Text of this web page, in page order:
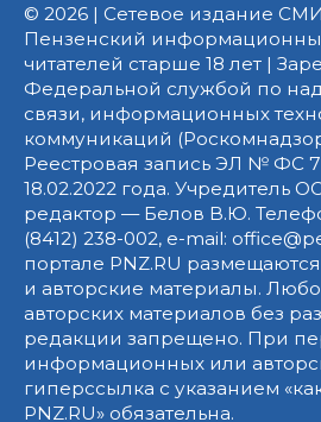
© 2026 | Сетевое издание СМИ
Пензенский
читателей старше 18 лет |
Федеральной службой по
связи, информационных
коммуникаций
Реестровая запись ЭЛ № ФС
18.02.2022 года. Учредитель
редактор — Белов В.Ю.
(8412) 238-002, e-mail:
портале PNZ.RU
и авторские материалы.
авторских материалов без
редакции запрещено. При
информационных или
гиперссылка с указанием
PNZ.RU» обязательна.